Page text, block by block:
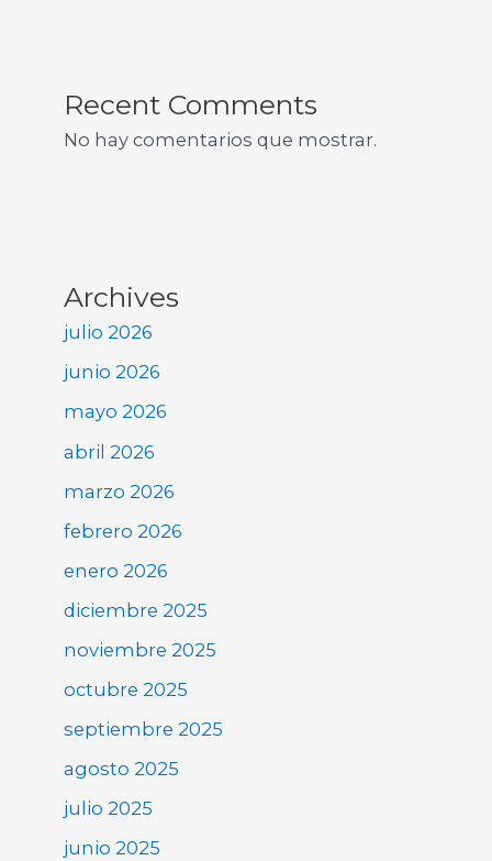
Recent Comments
No hay comentarios que mostrar.
Archives
julio 2026
junio 2026
mayo 2026
abril 2026
marzo 2026
febrero 2026
enero 2026
diciembre 2025
noviembre 2025
octubre 2025
septiembre 2025
agosto 2025
julio 2025
junio 2025